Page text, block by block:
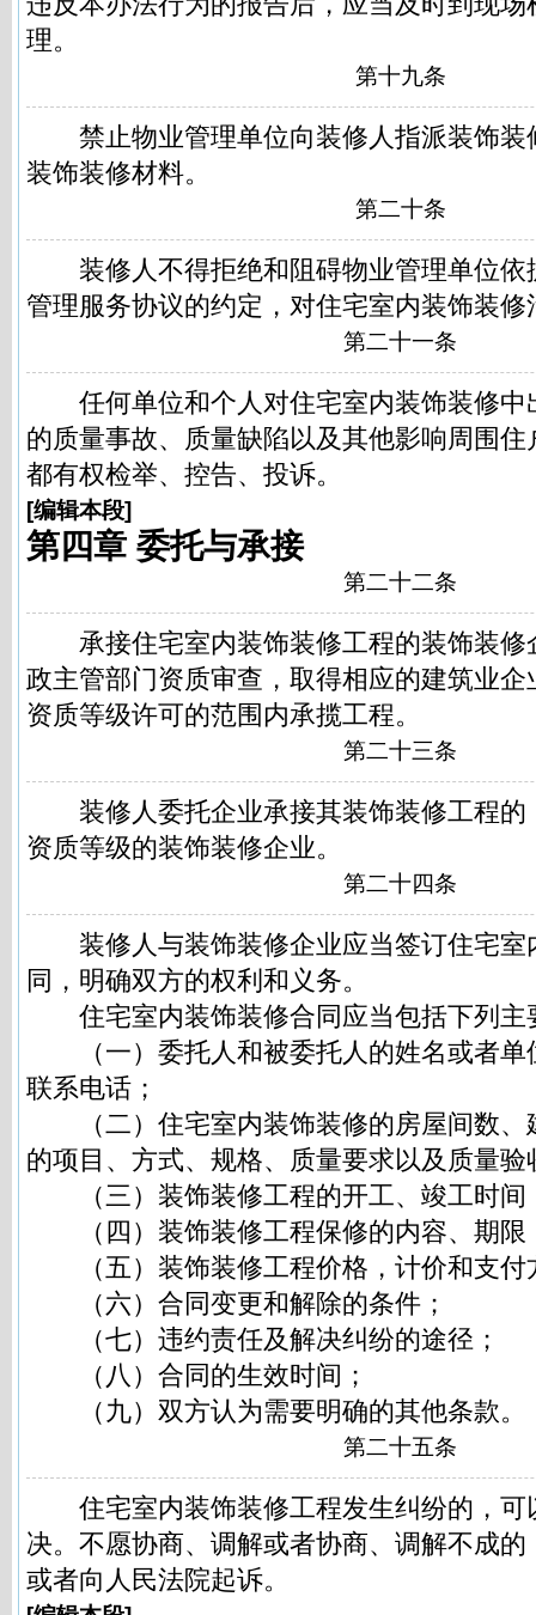
理。
第十九条
禁止物业管理单位向装修人指派装饰装
装饰装修材料。
第二十条
装修人不得拒绝和阻碍物业管理单位依
管理服务协议的约定，对住宅室内装饰装
第二十一条
任何单位和个人对住宅室内装饰装修中
的质量事故、质量缺陷以及其他影响周围
都有权检举、控告、投诉。
[编辑本段]
第四章 委托与承接
第二十二条
承接住宅室内装饰装修工程的装饰装修
政主管部门资质审查，取得相应的建筑业
资质等级许可的范围内承揽工程。
第二十三条
装修人委托企业承接其装饰装修工程的
资质等级的装饰装修企业。
第二十四条
装修人与装饰装修企业应当签订住宅室
同，明确双方的权利和义务。
住宅室内装饰装修合同应当包括下列主
（一）委托人和被委托人的姓名或者单
联系电话；
（二）住宅室内装饰装修的房屋间数、
的项目、方式、规格、质量要求以及质量验
（三）装饰装修工程的开工、竣工时间
（四）装饰装修工程保修的内容、期限
（五）装饰装修工程价格，计价和支付
（六）合同变更和解除的条件；
（七）违约责任及解决纠纷的途径；
（八）合同的生效时间；
（九）双方认为需要明确的其他条款。
第二十五条
住宅室内装饰装修工程发生纠纷的，可
决。不愿协商、调解或者协商、调解不成
或者向人民法院起诉。